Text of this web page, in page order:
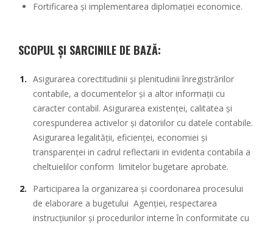
Fortificarea și implementarea diplomației economice.
SCOPUL ŞI SARCINILE DE BAZĂ:
Asigurarea corectitudinii şi plenitudinii înregistrărilor
contabile, a documentelor şi a altor informaţii cu
caracter contabil. Asigurarea existenţei, calitatea şi
corespunderea activelor şi datoriilor cu datele contabile.
Asigurarea legalității, eficienţei, economiei şi
transparenţei in cadrul reflectarii in evidenta contabila a
cheltuielilor conform limitelor bugetare aprobate.
Participarea la organizarea şi coordonarea procesului
de elaborare a bugetului Agenţiei, respectarea
instrucţiunilor şi procedurilor interne în conformitate cu